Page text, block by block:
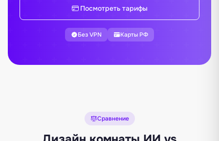
Посмотреть тарифы
Без VPN Карты РФ
Сравнение